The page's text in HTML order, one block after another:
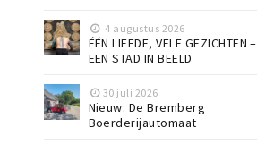
4 augustus 2026
ÉÉN LIEFDE, VELE GEZICHTEN –
EEN STAD IN BEELD
30 juli 2026
Nieuw: De Bremberg
Boerderijautomaat